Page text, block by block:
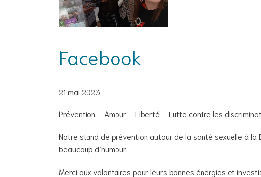
Facebook
21 mai 2023
Prévention – Amour – Liberté – Lutte contre les
Notre stand de prévention autour de la santé sexuelle à la
beaucoup d’humour.
Merci aux volontaires pour leurs bonnes énergies et